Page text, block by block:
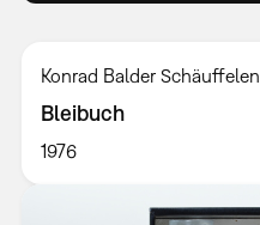
Konrad Balder Schäuffelen
Bleibuch
1976